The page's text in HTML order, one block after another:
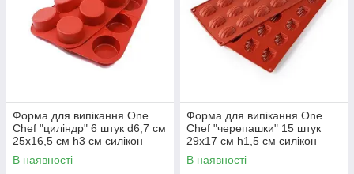
Форма для випікання One
Chef "циліндр" 6 штук d6,7 см
25х16,5 см h3 см силікон
(904062) з швидкою
доставкою по Україні
В наявності
Форма для випікання One
Chef "черепашки" 15 штук
29х17 см h1,5 см силікон
(904050) з швидкою
доставкою по Україні
В наявності